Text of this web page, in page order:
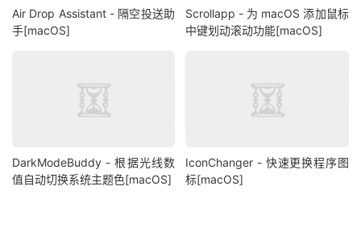
Air Drop Assistant - 隔空投送助
手[macOS]
Scrollapp - 为 macOS 添加鼠标
中键划动滚动功能[macOS]
DarkModeBuddy - 根据光线数
值自动切换系统主题色[macOS]
IconChanger - 快速更换程序图
标[macOS]